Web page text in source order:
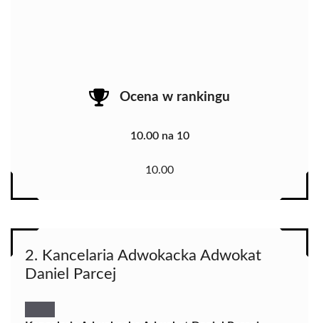
Ocena w rankingu
10.00 na 10
10.00
2. Kancelaria Adwokacka Adwokat
Daniel Parcej